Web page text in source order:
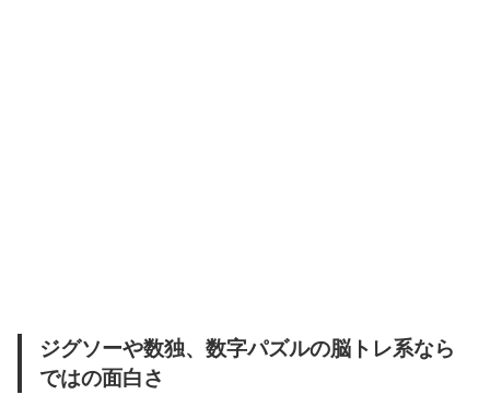
ジグソーや数独、数字パズルの脳トレ系なら
ではの面白さ